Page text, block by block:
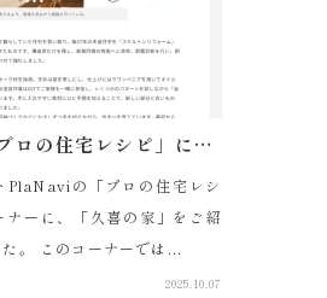
PlaNavi「プロの住宅レシピ」に紹介されました。
PlaNaviの「プロの住宅レシ
ナーに、「久喜の家」をご紹
介いただきました。 このコーナーでは...
2025.10.07